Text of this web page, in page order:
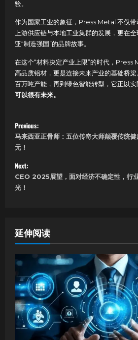
验。
作为国家工业的象征，Press Metal 不仅带
上游供应链与本地工业集群的发展，更在
亚“制造强国”的品牌故事。
在这个“材料决定产业上限”的时代，Press
高品质铝材，更是连接未来产业的基础桥
百万吨产能，再到绿色智能转型，它正以实
可以很有未来。
P
o
s
t
a
v
i
g
a
t
Previous:
马来西亚正骨师：五位传奇大师颠覆传统
元！
Next:
CEO 2025展望，面对经济不确定性，行
光！
延伸阅读